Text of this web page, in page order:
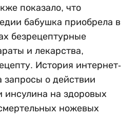
показало, что
бабушка приобрела в
безрецептурные
и лекарства,
История интернет-
запросы о действии
инсулина на здоровых
ножевых